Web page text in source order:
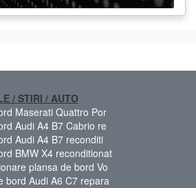
/ STIRI / AUTO
Maserati Quattro Por
Audi A4 B7 Cabrio re
Audi A4 B7 reconditi
BMW X4 reconditionat
plansa de bord Vo
bord Audi A6 C7 repara